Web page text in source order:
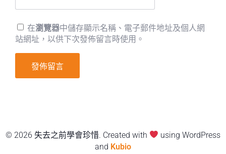
在瀏覽器中儲存顯示名稱、電子郵件地址及個人網
站網址，以供下次發佈留言時使用。
© 2026 失去之前學會珍惜. Created with
using WordPress
and Kubio